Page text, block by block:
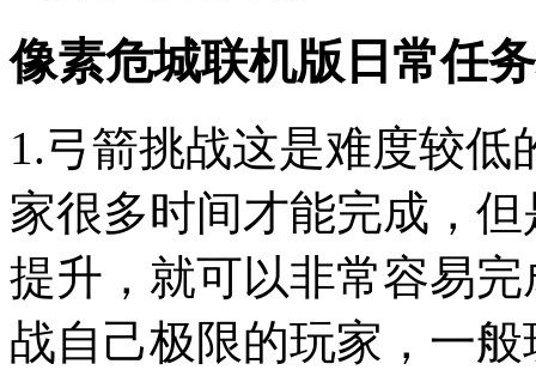
像素危城联机版日常任
1.弓箭挑战这是难度较
家很多时间才能完成，
提升，就可以非常容易
战自己极限的玩家，一